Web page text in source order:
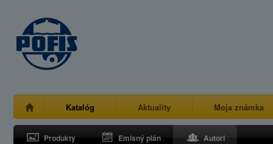
Katalóg Aktuality Moja známka
Produkty Emisný plán Autori